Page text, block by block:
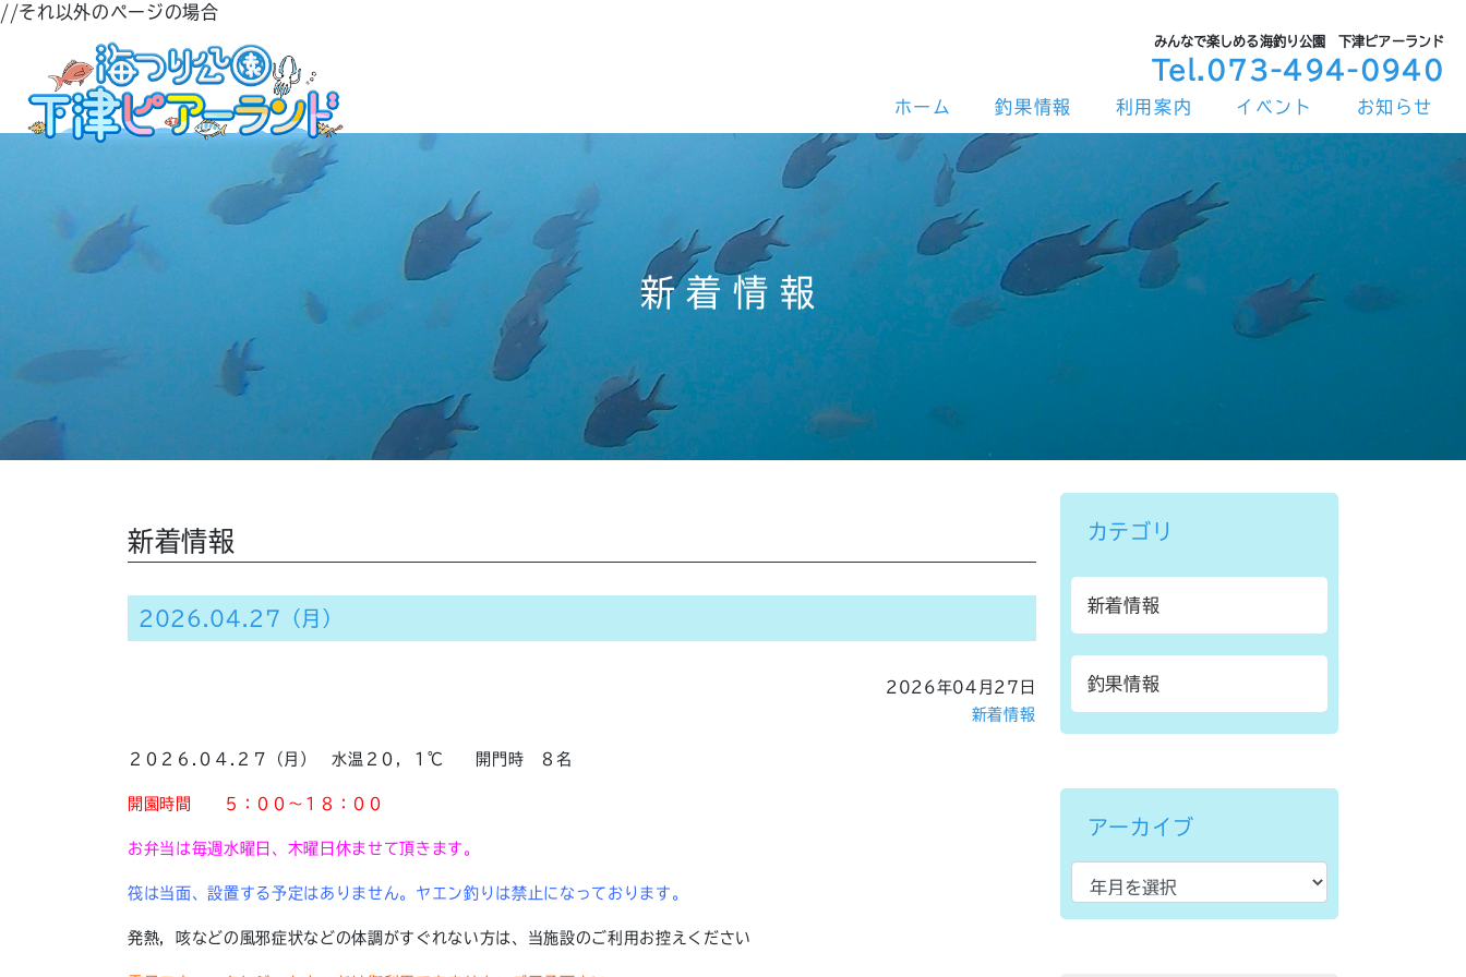
//それ以外のページの場合
みんなで楽しめる海釣り公園 下津ピアーランド
Tel.073-494-0940
ホーム 釣果情報 利用案内 イベント お知らせ
新着情報
新着情報
2026.04.27（月）
2026年04月27日
新着情報
２０２６.０４.２７（月） 水温２０，１℃ 開門時 ８名
開園時間 ５：００～１８：００
お弁当は毎週水曜日、木曜日休ませて頂きます。
筏は当面、設置する予定はありません。ヤエン釣りは禁止になっております。
発熱，咳などの風邪症状などの体調がすぐれない方は、当施設のご利用お控えください
カテゴリ
新着情報
釣果情報
アーカイブ